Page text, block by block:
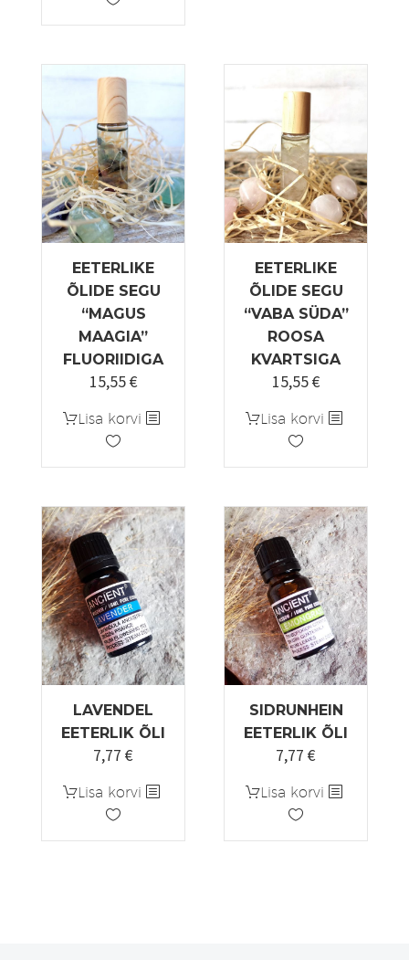
EETERLIKE
ÕLIDE SEGU
“MAGUS
MAAGIA”
FLUORIIDIGA
15,55€
Lisa korvi
EETERLIKE
ÕLIDE SEGU
“VABA SÜDA”
ROOSA
KVARTSIGA
15,55€
Lisa korvi
LAVENDEL
EETERLIK ÕLI
7,77 €
Lisa korvi
SIDRUNHEIN
EETERLIK ÕLI
7,77 €
Lisa korvi